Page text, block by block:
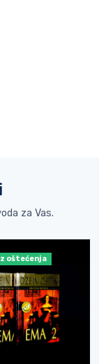
za Vas.
oštećenja